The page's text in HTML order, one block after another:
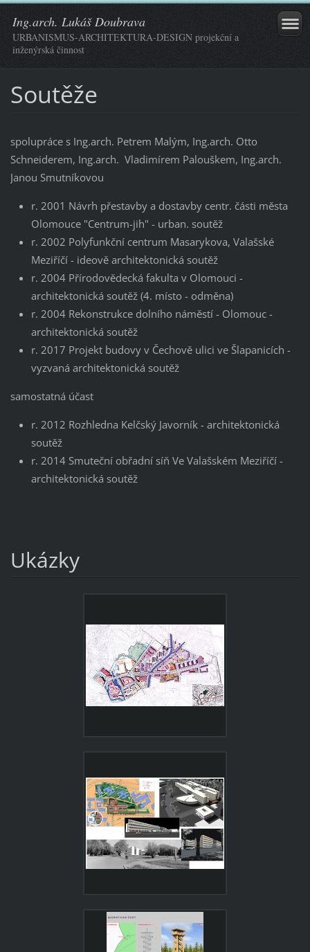
Ing.arch. Lukáš Doubrava
URBANISMUS-ARCHITEKTURA-DESIGN projekční a
inženýrská činnost
Soutěže
spolupráce s Ing.arch. Petrem Malým, Ing.arch. Otto
Schneiderem, Ing.arch. Vladimírem Palouškem, Ing.arch.
Janou Smutníkovou
r. 2001 Návrh přestavby a dostavby centr. části města
Olomouce "Centrum-jih" - urban. soutěž
r. 2002 Polyfunkční centrum Masarykova, Valašské
Meziříčí - ideově architektonická soutěž
r. 2004 Přírodovědecká fakulta v Olomouci -
architektonická soutěž (4. místo - odměna)
r. 2004 Rekonstrukce dolního náměstí - Olomouc -
architektonická soutěž
r. 2017 Projekt budovy v Čechově ulici ve Šlapanicích -
vyzvaná architektonická soutěž
samostatná účast
r. 2012 Rozhledna Kelčský Javorník - architektonická
soutěž
r. 2014 Smuteční obřadní síň Ve Valašském Meziříčí -
architektonická soutěž
Ukázky